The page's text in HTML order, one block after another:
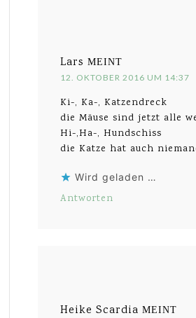
Lars MEINT
12. OKTOBER 2016 UM 14:37
Ki-, Ka-, Katzendreck
die Mäuse sind jetzt alle
Hi-,Ha-, Hundschiss
die Katze hat auch
Wird geladen …
Antworten
Heike Scardia MEINT